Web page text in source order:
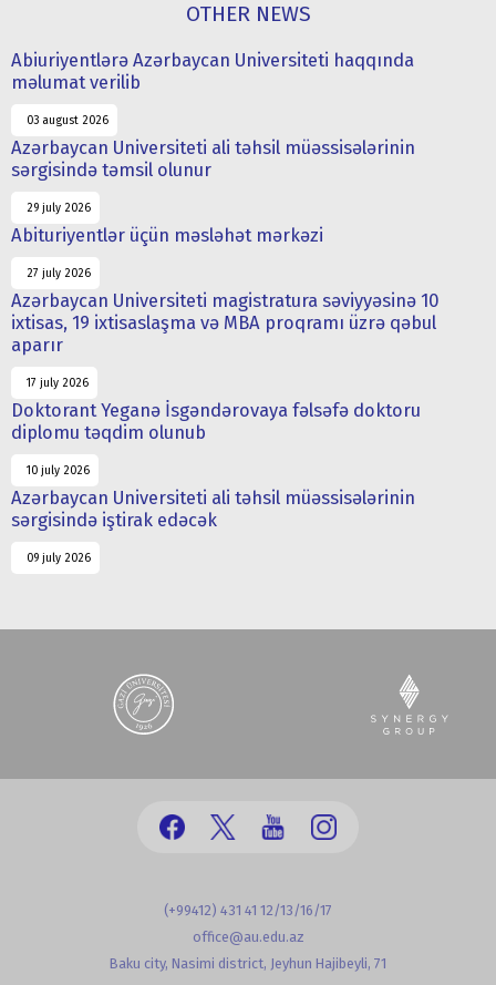
OTHER NEWS
Abiuriyentlərə Azərbaycan Universiteti haqqında
məlumat verilib
03 august 2026
Azərbaycan Universiteti ali təhsil müəssisələrinin
sərgisində təmsil olunur
29 july 2026
Abituriyentlər üçün məsləhət mərkəzi
27 july 2026
Azərbaycan Universiteti magistratura səviyyəsinə 10
ixtisas, 19 ixtisaslaşma və MBA proqramı üzrə qəbul
aparır
17 july 2026
Doktorant Yeganə İsgəndərovaya fəlsəfə doktoru
diplomu təqdim olunub
10 july 2026
Azərbaycan Universiteti ali təhsil müəssisələrinin
sərgisində iştirak edəcək
09 july 2026
(+99412) 431 41 12/13/16/17
office@au.edu.az
Baku city, Nasimi district, Jeyhun Hajibeyli, 71